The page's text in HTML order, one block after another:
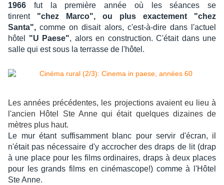
1966 fut la première année où les séances se
tinrent "chez Marco", ou plus exactement "chez
Santa", comme on disait alors, c'est-à-dire dans l'actuel
hôtel "U Paese", alors en construction. C'était dans une
salle qui est sous la terrasse de l'hôtel.
Les années précédentes, les projections avaient eu lieu à
l'ancien Hôtel Ste Anne qui était quelques dizaines de
mètres plus haut.
Le mur étant suffisamment blanc pour servir d'écran, il
n'était pas nécessaire d'y accrocher des draps de lit (drap
à une place pour les films ordinaires, draps à deux places
pour les grands films en cinémascope!) comme à l'Hôtel
Ste Anne.